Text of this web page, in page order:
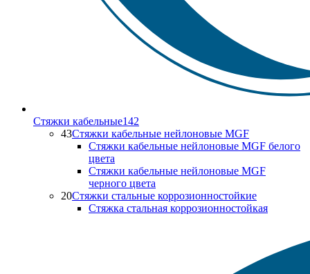
Стяжки кабельные142
43Стяжки кабельные нейлоновые MGF
Стяжки кабельные нейлоновые MGF белого
цвета
Стяжки кабельные нейлоновые MGF
черного цвета
20Стяжки стальные коррозионностойкие
Стяжка стальная коррозионностойкая